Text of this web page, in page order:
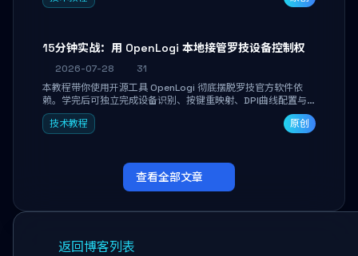
15分钟实战：用 OpenLogi 本地接管罗技设备控制权
2026-07-28
31
本教程带你使用开源工具 OpenLogi 彻底摆脱罗技官方软件依
赖。学完后可独立完成设备识别、按键重映射、DPI曲线配置与
SmartShift调节，实现完全离线控制，保护隐私并释放硬件性
能。
技术教程 原创
查看全部文章
返回博客列表